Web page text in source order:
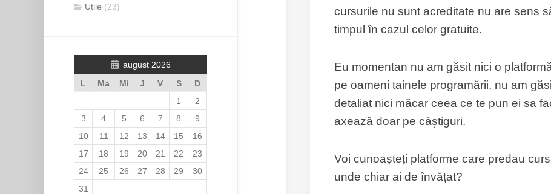
Utile (23)
august 2026
L
Ma Mi J V S
D
1
2
3
4 5 6 7 8
9
10
11 12 13 14 15
16
17
18 19 20 21 22
23
24
25 26 27 28 29
30
31
cursurile nu sunt acreditate nu are sens
timpul în cazul celor gratuite.
Eu momentan nu am găsit nici o
pe oameni tainele programării, nu am
detaliat nici măcar ceea ce te pun ei sa
axează doar pe câștiguri.
Voi cunoașteți platforme care predau
unde chiar ai de învățat?